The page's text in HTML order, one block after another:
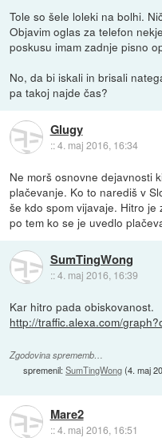
Tole so šele loleki na bolhi.
Objavim oglas za telefon
poskusu imam zadnje pisno
No, da bi iskali in brisali
pa takoj najde čas?
Glugy
::4. maj 2016, 16:34
Ne morš osnovne dejavnosti
plačevanje. Ko to narediš v
še kdo spom vijavaje. Hitro
po tem ko se je uvedlo
SumTingWong
::4. maj 2016, 16:39
Kar hitro pada obiskovanost.
http://traffic.alexa.com/
Zgodovina sprememb…
spremenil:SumTingWong(4. maj
Mare2
::4. maj 2016, 16:51